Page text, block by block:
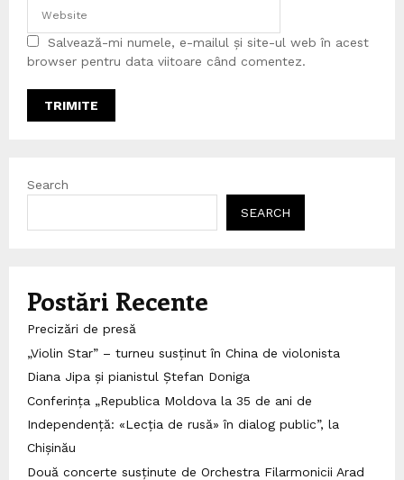
Salvează-mi numele, e-mailul și site-ul web în acest
browser pentru data viitoare când comentez.
Search
SEARCH
Postări Recente
Precizări de presă
„Violin Star” – turneu susținut în China de violonista
Diana Jipa și pianistul Ștefan Doniga
Conferința „Republica Moldova la 35 de ani de
Independență: «Lecția de rusă» în dialog public”, la
Chișinău
Două concerte susținute de Orchestra Filarmonicii Arad